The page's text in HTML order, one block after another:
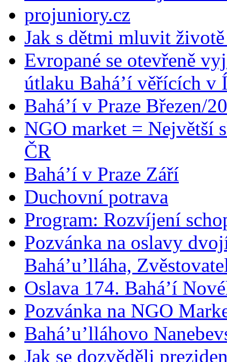
projuniory.cz
Jak s dětmi mluvit
Evropané se otevřeně
útlaku Bahá’í věřících v
Bahá’í v Praze Březen/
NGO market = Největší
ČR
Bahá’í v Praze Září
Duchovní potrava
Program: Rozvíjení
Pozvánka na oslavy
Bahá’u’lláha,
Oslava 174. Bahá’í
Pozvánka na NGO
Bahá’u’lláhovo
Jak se dozvěděli